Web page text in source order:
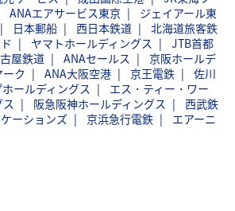
ANAエアサービス東京
ジェイアール東
日本郵船 西日本鉄道
北海道旅客鉄
ヤマトホールディングス
JTB首都
屋鉄道 ANAセールス
京阪ホールデ
ク ANA大阪空港 京王電鉄
佐川
ールディングス
エス・ティー・ワー
阪急阪神ホールディングス
西武鉄
ーションズ 京浜急行電鉄
エアーニ